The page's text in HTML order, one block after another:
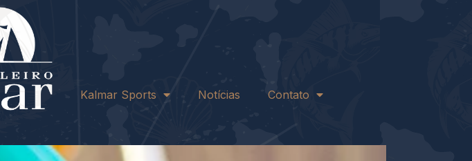
Kalmar Sports Notícias Contato